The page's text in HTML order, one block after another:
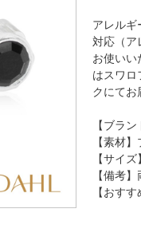
アレルギ
対応（ア
お使いい
はスワロ
クにてお
【ブラ
【素材
【サイ
【備考
【おす